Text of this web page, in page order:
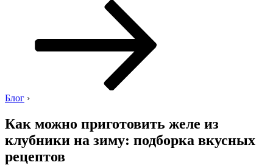
Блог ›
Как можно приготовить желе из
клубники на зиму: подборка вкусных
рецептов